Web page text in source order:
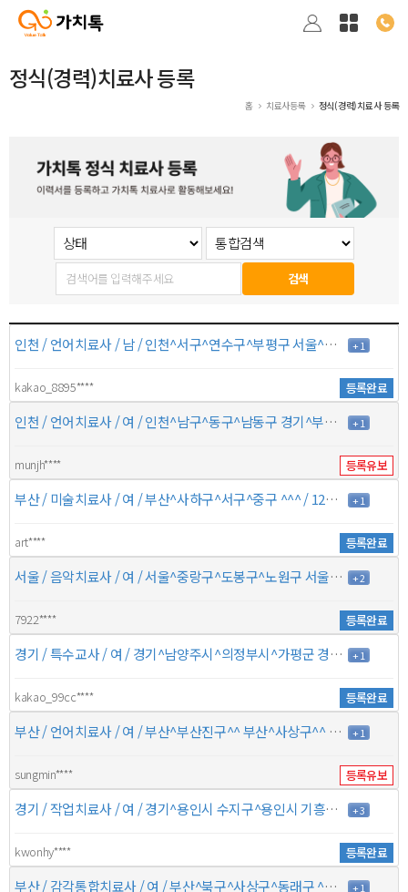
정식(경력)치료사 등록
홈 치료사등록 정식(경력)치료사 등록
검색
인천 / 언어치료사 / 남 / 인천^서구^연수구^부평구 서울^강남구^관악구^강서구 / 4년 / 6만원 + 1
kakao_8895**** 등록완료
인천 / 언어치료사 / 여 / 인천^남구^동구^남동구 경기^부천시 원미구^^ / 1년 / 8만원 + 1
munjh**** 등록유보
부산 / 미술치료사 / 여 / 부산^사하구^서구^중구 ^^^ / 12년 / 6만원 + 1
art**** 등록완료
서울 / 음악치료사 / 여 / 서울^중랑구^도봉구^노원구 서울^성북구^광진구^송파구 / 1년 / 7만원 + 2
7922**** 등록완료
경기 / 특수교사 / 여 / 경기^남양주시^의정부시^가평군 경기^구리시^양평군^포천시 / 16년 이상 / 5만원 + 1
kakao_99cc**** 등록완료
부산 / 언어치료사 / 여 / 부산^부산진구^^ 부산^사상구^^ / 7년 / 6만원 + 1
sungmin**** 등록유보
경기 / 작업치료사 / 여 / 경기^용인시 수지구^용인시 기흥구^성남시 분당구 경기^수원시 영통구^용인시 처인구^안산시 단원구 / 1년 / 10만원 + 3
kwonhy**** 등록완료
부산 / 감각통합치료사 / 여 / 부산^북구^사상구^동래구 ^^^ / 5년 / 6만원 + 1